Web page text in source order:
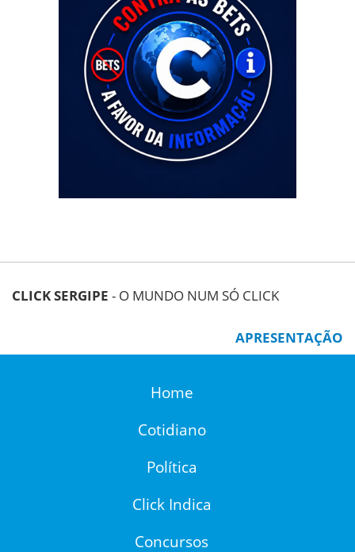
CLICK SERGIPE - O MUNDO NUM SÓ CLICK
APRESENTAÇÃO
Home
Cotidiano
Política
Click Indica
Concursos